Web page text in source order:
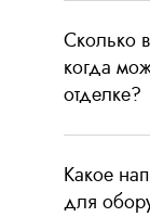
Сколько
когда
отделке?
Какое
для